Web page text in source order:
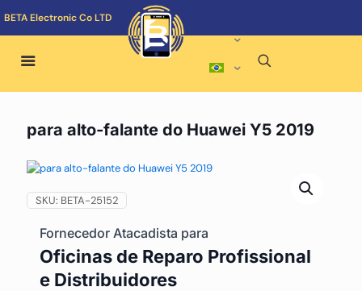
BETA Electronic Co LTD
para alto-falante do Huawei Y5 2019
SKU: BETA-25152
Fornecedor Atacadista para
Oficinas de Reparo Profissional
e Distribuidores